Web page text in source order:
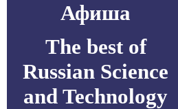
Афиша
The best of
Russian Science
and Technology